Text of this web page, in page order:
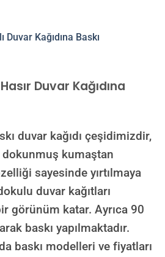
Duvar Kağıdına
duvar kağıdı çeşidimizdir,
kumaştan
sayesinde yırtılmaya
duvar kağıtları
görünüm katar. Ayrıca 90
baskı yapılmaktadır.
baskı modelleri ve fiyatları